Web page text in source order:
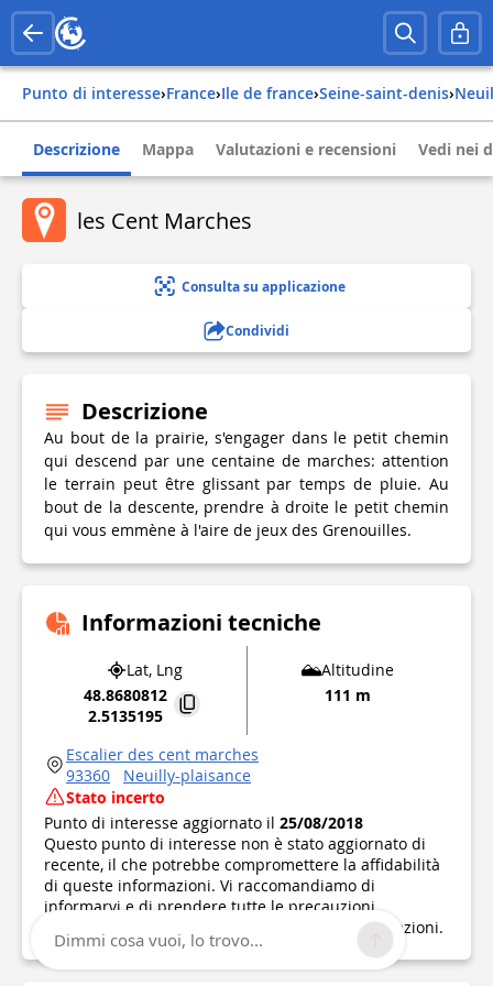
Punto di interesse› france› ile de france› seine-saint-denis›
Descrizione Mappa Valutazioni e recensioni Vedi nei
les Cent Marches
Consulta su applicazione
Condividi
Descrizione
Au bout de la prairie, s'engager dans le petit chemin
qui descend par une centaine de marches: attention
le terrain peut être glissant par temps de pluie. Au
bout de la descente, prendre à droite le petit chemin
qui vous emmène à l'aire de jeux des Grenouilles.
Informazioni tecniche
Lat, Lng
48.8680812
2.5135195
Altitudine
111 m
Escalier des cent marches
93360
Neuilly-plaisance
Stato incerto
Punto di interesse aggiornato il 25/08/2018
Questo punto di interesse non è stato aggiornato di
recente, il che potrebbe compromettere la affidabilità
di queste informazioni. Vi raccomandiamo di
informarvi e di prendere tutte le precauzioni
necessarie. Se sei l'autore, verifica le tue informazioni.
Dimmi cosa vuoi, lo trovo...